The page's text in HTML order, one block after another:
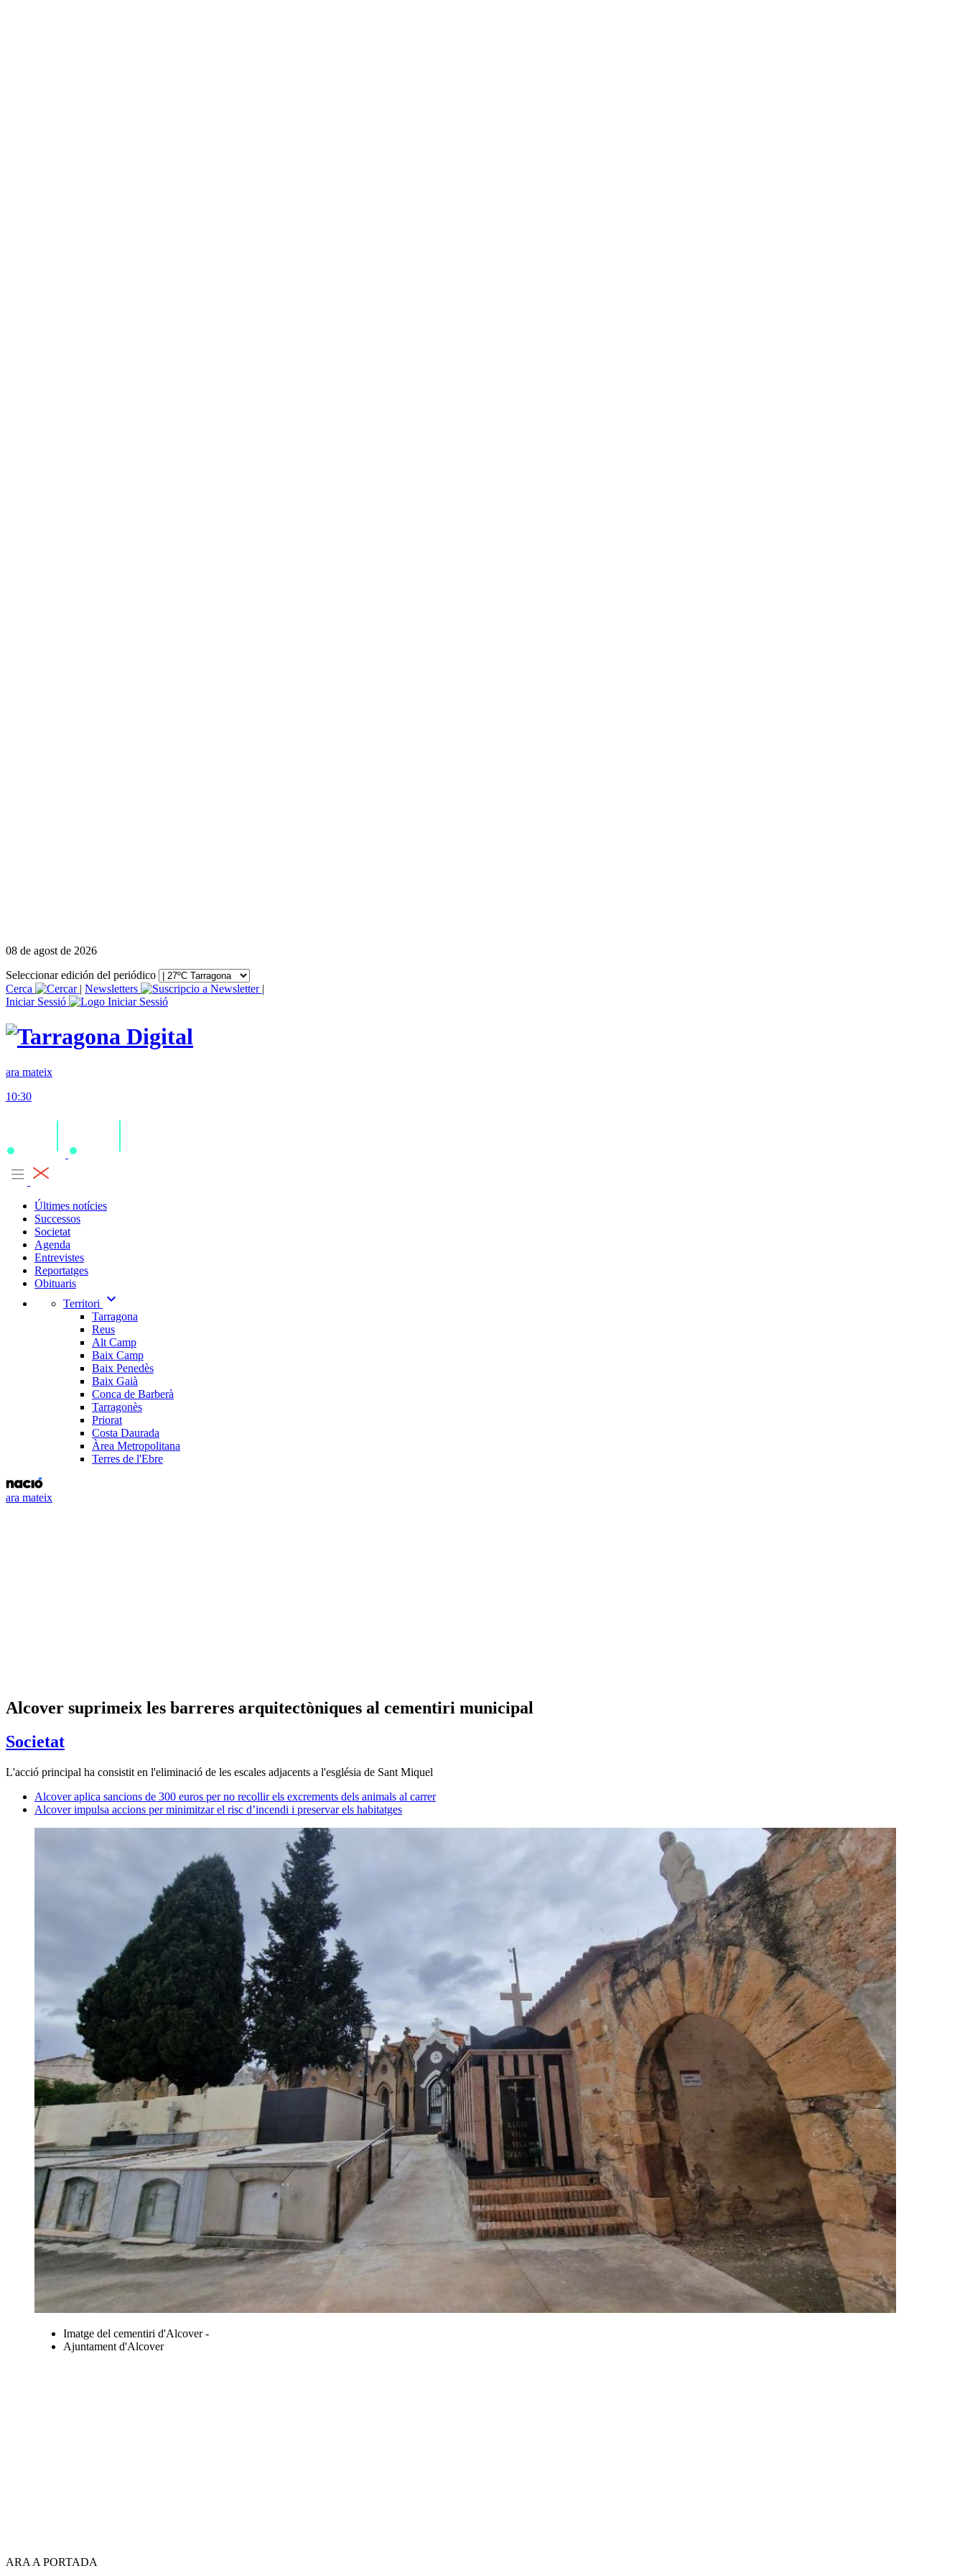
08 de agost de 2026
Seleccionar edición del periódico
Cerca
| Newsletters
|
Iniciar Sessió
ara mateix
10:30
Últimes notícies
Successos
Societat
Agenda
Entrevistes
Reportatges
Obituaris
Territori
expand_more
Tarragona
Reus
Alt Camp
Baix Camp
Baix Penedès
Baix Gaià
Conca de Barberà
Tarragonès
Priorat
Costa Daurada
Àrea Metropolitana
Terres de l'Ebre
ara mateix
Alcover suprimeix les barreres arquitectòniques al cementiri municipal
Societat
L'acció principal ha consistit en l'eliminació de les escales adjacents a l'església de Sant Miquel
Alcover aplica sancions de 300 euros per no recollir els excrements dels animals al carrer
Alcover impulsa accions per minimitzar el risc d’incendi i preservar els habitatges
Imatge del cementiri d'Alcover -
Ajuntament d'Alcover
ARA A PORTADA